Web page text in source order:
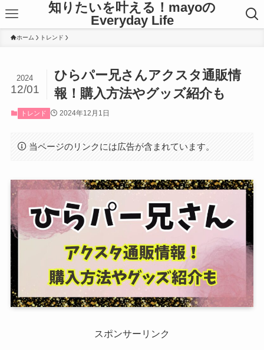
知りたいを叶える！mayoの
Everyday Life
ホーム トレンド
ひらパー兄さんアクスタ通販情
報！購入方法やグッズ紹介も
2024
12/01
トレンド 2024年12月1日
当ページのリンクには広告が含まれています。
スポンサーリンク